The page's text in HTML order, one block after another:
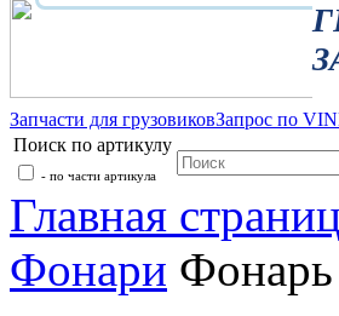
Запчасти для грузовиковЗапрос по VIN
Поиск по артикулу
- по части артикула
Главная
Фонари